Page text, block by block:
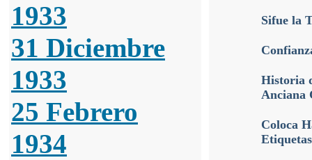
1933
31 Diciembre
1933
25 Febrero
1934
Sifue la
Historia
Anciana
Coloca
Etiquetas